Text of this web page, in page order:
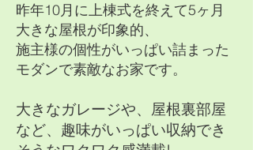
昨年10月に上棟式を終えて5ヶ月
大きな屋根が印象的、
施主様の個性がいっぱい詰まった
モダンで素敵なお家です。
大きなガレージや、屋根裏部屋
など、趣味がいっぱい収納でき